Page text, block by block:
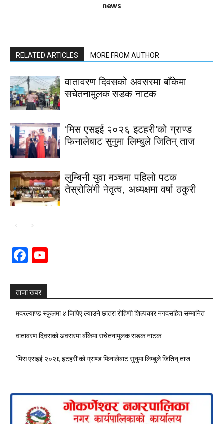
news
RELATED ARTICLES MORE FROM AUTHOR
वातावरण दिवसको अवसरमा बाँकेमा
सचेतनामुलक सडक नाटक
‘मिस एसइई २०२६ इटहरी’को ग्राण्ड
फिनालेबाट सुनुमा लिम्बुले जितिन् ताज
लुम्बिनी युवा मञ्चमा पहिलो पटक
तेस्रोलिंगी नेतृत्व, अध्यक्षमा वर्षा ठकुरी
Facebook
ताजा खवर
मदरल्याण्ड स्कुलमा ४ जिपिए ल्याउने छात्रा रोहिणी शिल्पकार नगदसहित सम्मानित
वातावरण दिवसको अवसरमा बाँकेमा सचेतनामुलक सडक नाटक
‘मिस एसइई २०२६ इटहरी’को ग्राण्ड फिनालेबाट सुनुमा लिम्बुले जितिन् ताज